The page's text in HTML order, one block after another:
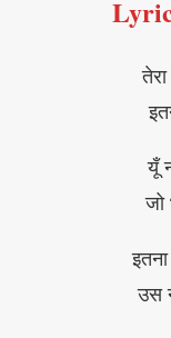
यूँ
जो
उस